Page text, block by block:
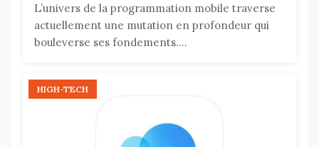
L’univers de la programmation mobile traverse
actuellement une mutation en profondeur qui
bouleverse ses fondements....
HIGH-TECH